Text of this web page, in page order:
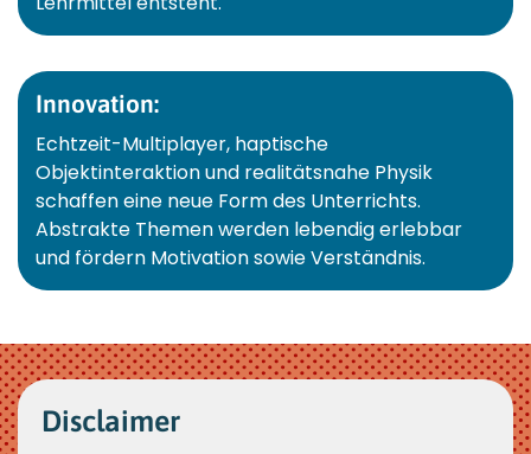
Innovation:
Echtzeit-Multiplayer, haptische
Objektinteraktion und realitätsnahe Physik
schaffen eine neue Form des Unterrichts.
Abstrakte Themen werden lebendig erlebbar
und fördern Motivation sowie Verständnis.
Disclaimer